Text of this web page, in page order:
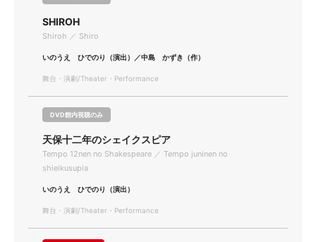
SHIROH
Shiroh ／ Shiro
いのうえ ひでのり（演出）／中島 かずき（作）
舞台・演劇/Theater・Performance
DVD館内視聴のみ
天保十二年のシェイクスピア
Tempo 12nen no Shakespeare ／ Tempo juninen no
shieikusupia
いのうえ ひでのり（演出）
舞台・演劇/Theater・Performance